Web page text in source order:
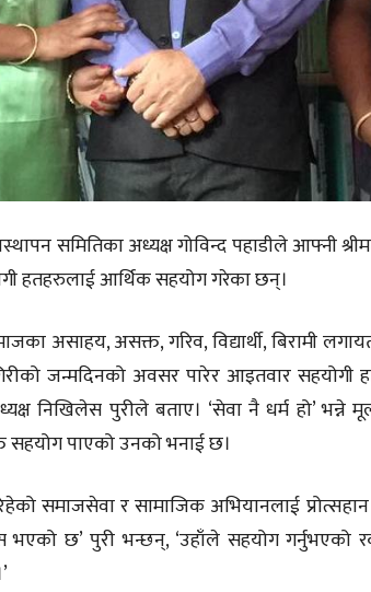
समितिका अध्यक्ष गोविन्द पहाडीले आफ्नी
हतहरुलाई आर्थिक सहयोग गरेका छन्।
असाहय, असक्त, गरिव, विद्यार्थी, बिरामी
गिरीको जन्मदिनको अवसर पारेर आइतवार
निखिलेस पुरीले बताए। ‘सेवा नै धर्म हो’ भन्ने
सहयोग पाएको उनको भनाई छ।
समाजसेवा र सामाजिक अभियानलाई
छ’ पुरी भन्छन्, ‘उहाँले सहयोग गर्नुभएको